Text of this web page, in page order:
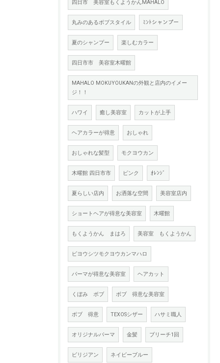
四日市 美容室もくようかんMAHALO
丸みのあるボブスタイル ﾐﾝﾄシャンプー
夏のシャンプー 楽しむカラー
四日市市 美容室木曜館
MAHALO MOKUYOUKANの外観と店内のイメー
ジ！！
ハワイ 癒し美容室 カットが上手
ヘアカラーが得意 おしゃれ
おしゃれな髪型 モクヨウカン
木曜館 四日市市 ピンク ｵﾚﾝｼﾞ
夏らしい店内 お洒落な空間 美容室店内
ショートヘアが得意な美容室 木曜館
もくようかん まはろ 美容室 もくようかん
ビヨウシツモクヨウカンマハロ
パーマが得意な美容室 ヘアカット
くぼみ ボブ ボブ 得意な美容室
ボブ 得意 TEXOSシザー ハサミ職人
オリジナルパーマ 金髪 ブリーチ1回
ビリジアン ネイビーブルー